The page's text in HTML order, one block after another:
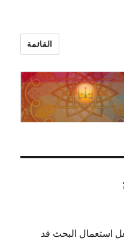
القائمة
استعمال البحث قد